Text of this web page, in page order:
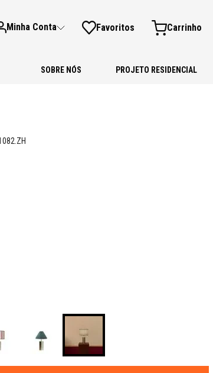
Minha Conta Favoritos
SOBRE NÓS PROJETO RESIDENCIAL